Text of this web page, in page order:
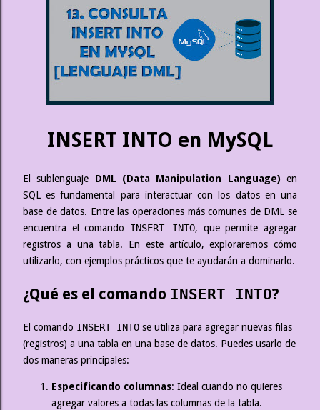
INSERT INTO en MySQL
El sublenguaje DML (Data Manipulation Language) en
SQL es fundamental para interactuar con los datos en una
base de datos. Entre las operaciones más comunes de DML se
encuentra el comando INSERT INTO, que permite agregar
registros a una tabla. En este artículo, exploraremos cómo
utilizarlo, con ejemplos prácticos que te ayudarán a dominarlo.
¿Qué es el comando INSERT INTO?
El comando INSERT INTO se utiliza para agregar nuevas filas
(registros) a una tabla en una base de datos. Puedes usarlo de
dos maneras principales:
Especificando columnas: Ideal cuando no quieres
agregar valores a todas las columnas de la tabla.